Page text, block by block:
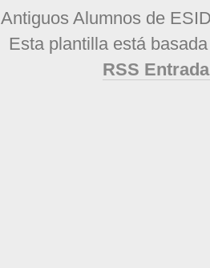
Antiguos Alumnos de
Esta plantilla está
RSS